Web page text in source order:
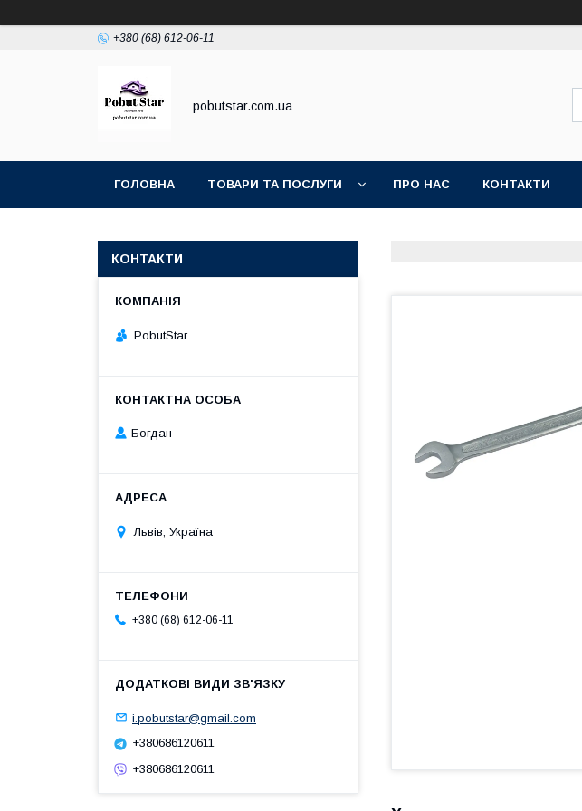
+380 (68) 612-06-11
pobutstar.com.ua
ГОЛОВНА ТОВАРИ ТА ПОСЛУГИ ПРО НАС КОНТАКТИ
КОНТАКТИ
PobutStar
Богдан
Львів, Україна
+380 (68) 612-06-11
i.pobutstar@gmail.com
+380686120611
+380686120611